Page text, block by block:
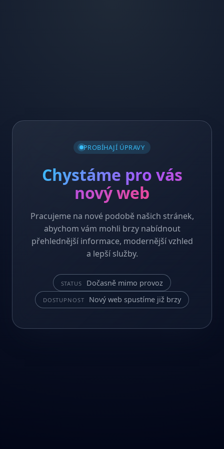
PROBÍHAJÍ ÚPRAVY
Chystáme pro vás
nový web
Pracujeme na nové podobě našich stránek,
abychom vám mohli brzy nabídnout
přehlednější informace, modernější vzhled
a lepší služby.
STATUS Dočasně mimo provoz
DOSTUPNOST Nový web spustíme již brzy